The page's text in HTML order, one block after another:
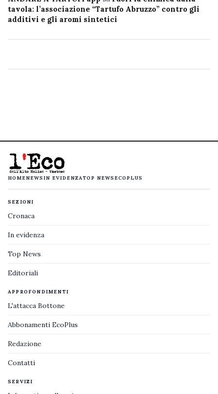
tavola: l’associazione “Tartufo Abruzzo” contro gli
additivi e gli aromi sintetici
HOMENEWS IN EVIDENZATOP NEWS ECOPLUS
SEZIONI
Cronaca
In evidenza
Top News
Editoriali
APPROFONDIMENTI
L'attacca Bottone
Abbonamenti EcoPlus
Redazione
Contatti
SERVIZI